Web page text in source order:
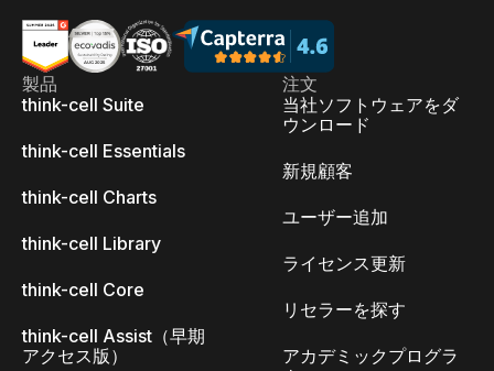
製品
think-cell Suite
think-cell Essentials
think-cell Charts
think-cell Library
think-cell Core
think-cell Assist（早期
アクセス版）
注文
当社ソフトウェアをダ
ウンロード
新規顧客
ユーザー追加
ライセンス更新
リセラーを探す
アカデミックプログラ